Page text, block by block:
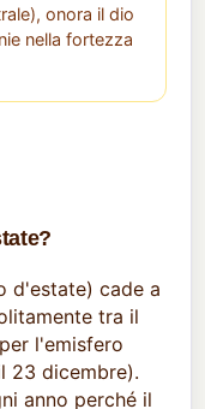
onora il dio
nella fortezza
d'estate) cade a
tra il
l'emisfero
23 dicembre).
anno perché il